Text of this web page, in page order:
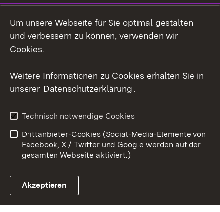
Social Wall
Youtube
Link zum Landesportal
Kontakt
Datenschutz
Barrierefreiheit
Impressum Cookies
Um unsere Webseite für Sie optimal gestalten
und verbessern zu können, verwenden wir
Cookies.
Weitere Informationen zu Cookies erhalten Sie in
unserer Datenschutzerklärung.
Technisch notwendige Cookies
Drittanbieter-Cookies (Social-Media-Elemente von
Facebook, X / Twitter und Google werden auf der
gesamten Webseite aktiviert.)
Akzeptieren